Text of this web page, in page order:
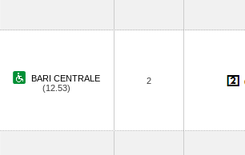
BARI CENTRALE
(12.53)
2